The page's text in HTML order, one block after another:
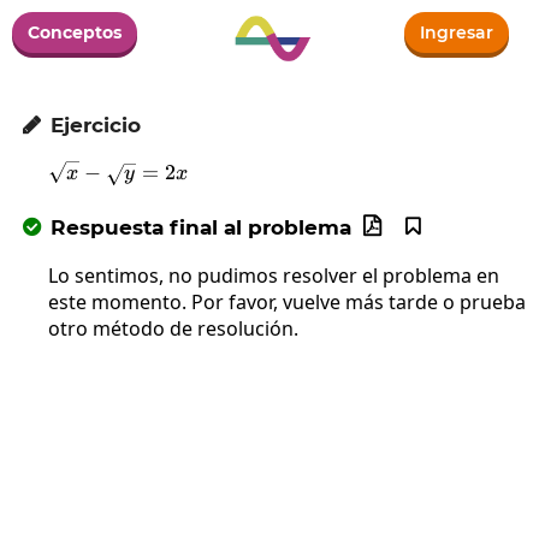
Conceptos Ingresar
 Ejercicio
\sqrt{x}-\sqrt{y}=2x
x − y = 2x
 Respuesta final al problema 

Lo sentimos, no pudimos resolver el problema en
este momento. Por favor, vuelve más tarde o prueba
otro método de resolución.